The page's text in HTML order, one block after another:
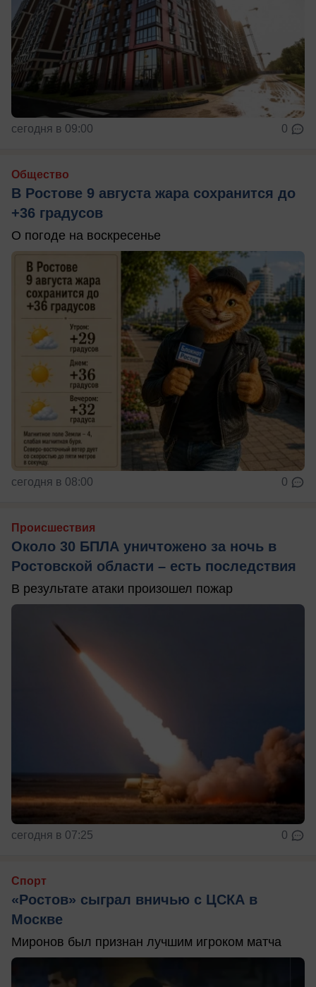
сегодня в 09:00 0
Общество
В Ростове 9 августа жара сохранится до
+36 градусов
О погоде на воскресенье
сегодня в 08:00 0
Происшествия
Около 30 БПЛА уничтожено за ночь в
Ростовской области – есть последствия
В результате атаки произошел пожар
сегодня в 07:25 0
Спорт
«Ростов» сыграл вничью с ЦСКА в
Москве
Миронов был признан лучшим игроком матча